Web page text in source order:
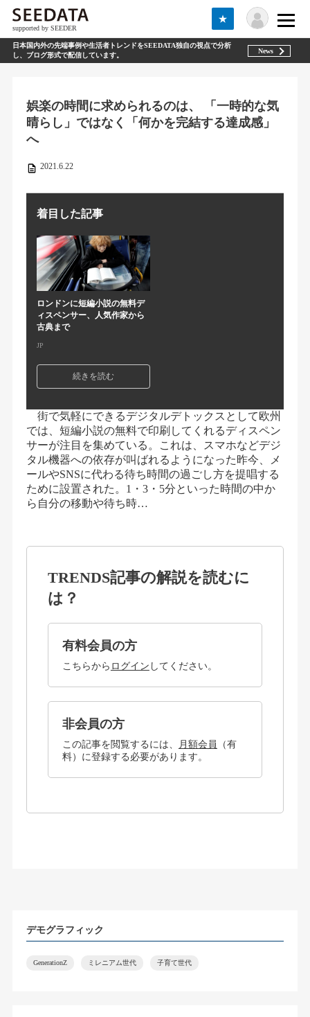
supported by SEEDER
★
日本国内外の先端事例や生活者トレンドをSEEDATA独自の視点で分析
し、ブログ形式で配信しています。
News
娯楽の時間に求められるのは、 「一時的な気
晴らし」ではなく「何かを完結する達成感」
へ
2021.6.22
着目した記事
ロンドンに短編小説の無料デ
ィスペンサー、人気作家から
古典まで
JP
続きを読む
街で気軽にできるデジタルデトックスとして欧州
では、短編小説の無料で印刷してくれるディスペン
サーが注目を集めている。これは、スマホなどデジ
タル機器への依存が叫ばれるようになった昨今、メ
ールやSNSに代わる待ち時間の過ごし方を提唱する
ために設置された。1・3・5分といった時間の中か
ら自分の移動や待ち時…
TRENDS記事の解説を読むに
は？
有料会員の方
こちらから ログイン してください。
非会員の方
この記事を閲覧するには、 月額会員
（有
料）に登録する必要があります。
デモグラフィック
GenerationZ ミレニアム世代 子育て世代